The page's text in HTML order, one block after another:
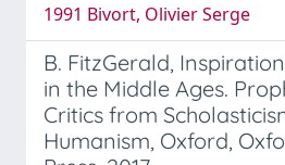
1991 Bivort, Olivier Serge
B. FitzGerald,
in the Middle Ages.
Critics from
Humanism, Oxford,